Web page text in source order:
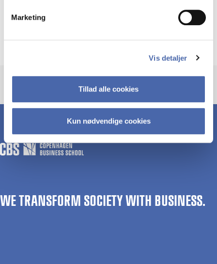
Marketing
Vis detaljer
Tillad alle cookies
Kun nødvendige cookies
Filosofi
WE TRANSFORM SOCIETY WITH BUSINESS.